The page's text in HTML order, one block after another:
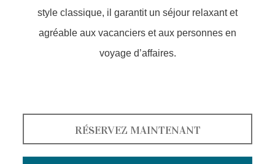
style classique, il garantit un séjour relaxant et
agréable aux vacanciers et aux personnes en
voyage d’affaires.
RÉSERVEZ MAINTENANT